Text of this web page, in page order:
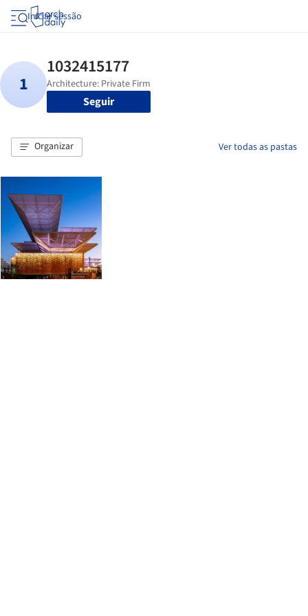
Iniciar sessão
Seguir
Organizar Ver todas as pastas